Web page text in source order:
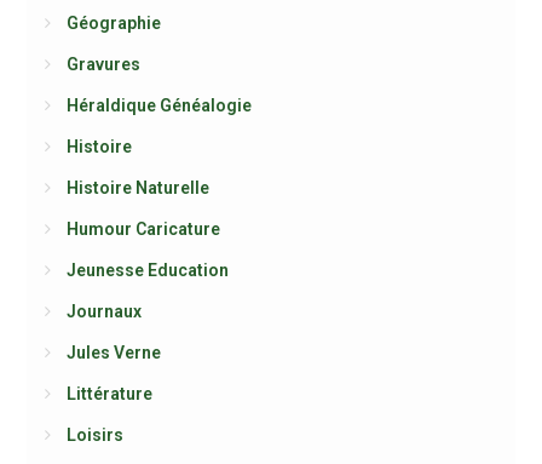
Géographie
Gravures
Héraldique Généalogie
Histoire
Histoire Naturelle
Humour Caricature
Jeunesse Education
Journaux
Jules Verne
Littérature
Loisirs